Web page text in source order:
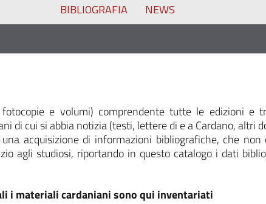
BIBLIOGRAFIA
NEWS
e volumi) comprendente tutte le edizioni e
di cui si abbia notizia (testi, lettere di e a Cardano, altri
acquisizione di informazioni bibliografiche, che
agli studiosi, riportando in questo catalogo i dati
i materiali cardaniani sono qui inventariati